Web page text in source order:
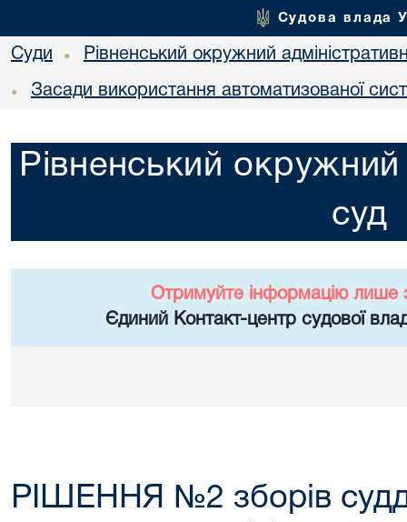
Судова влада
Суди • Рівненський окружний
• Засади використання автоматизованої
Рівненський окружний
суд
Отримуйте інформацію лише
Єдиний Контакт-центр судової
РІШЕННЯ №2 зборів